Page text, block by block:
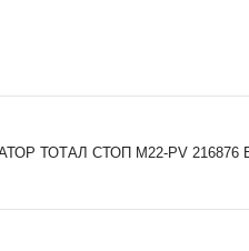
ТОТАЛ СТОП M22-PV 216876